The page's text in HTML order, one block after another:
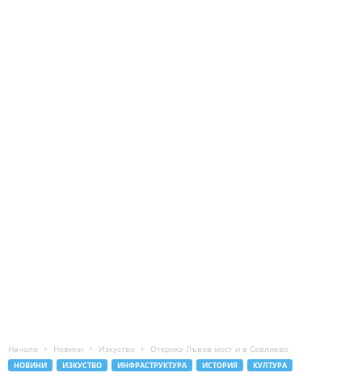
Начало Новини Изкуство Откриха Лъвов мост и в Севлиево
НОВИНИ ИЗКУСТВО ИНФРАСТРУКТУРА ИСТОРИЯ КУЛТУРА